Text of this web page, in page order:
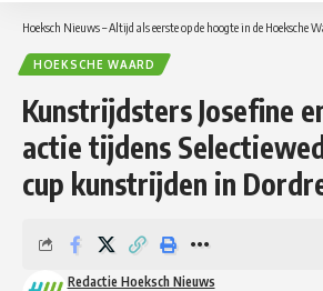
Hoeksch Nieuws – Altijd als eerste op de hoogte in de Hoeksche
HOEKSCHE WAARD
Kunstrijdsters Josefine
actie tijdens
cup kunstrijden in
Redactie Hoeksch Nieuws